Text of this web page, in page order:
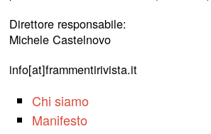
Direttore responsabile:
Michele Castelnovo
info[at]frammentirivista.it
Chi siamo
Manifesto